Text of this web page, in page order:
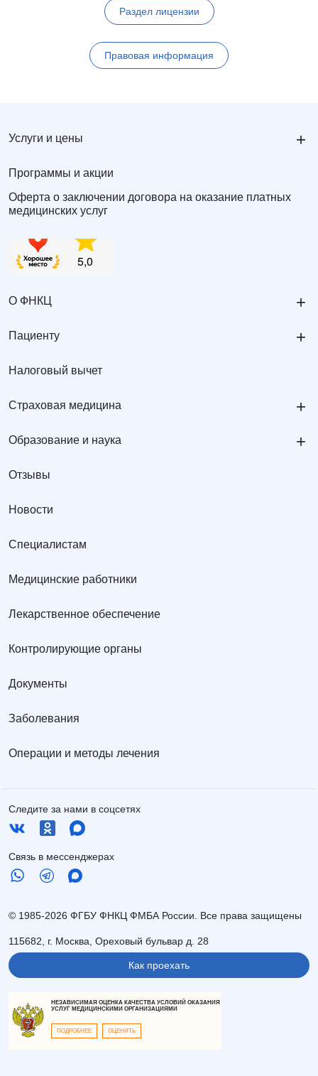
Раздел лицензии
Правовая информация
Услуги и цены +
Программы и акции
Оферта о заключении договора на оказание платных
медицинских услуг
О ФНКЦ +
Пациенту +
Налоговый вычет
Страховая медицина +
Образование и наука +
Отзывы
Новости
Специалистам
Медицинские работники
Лекарственное обеспечение
Контролирующие органы
Документы
Заболевания
Операции и методы лечения
Следите за нами в соцсетях
Связь в мессенджерах
© 1985-2026 ФГБУ ФНКЦ ФМБА России. Все права защищены
115682, г. Москва, Ореховый бульвар д. 28
Как проехать
НЕЗАВИСИМАЯ ОЦЕНКА КАЧЕСТВА УСЛОВИЙ ОКАЗАНИЯ
УСЛУГ МЕДИЦИНСКИМИ ОРГАНИЗАЦИЯМИ
ПОДРОБНЕЕ ОЦЕНИТЬ